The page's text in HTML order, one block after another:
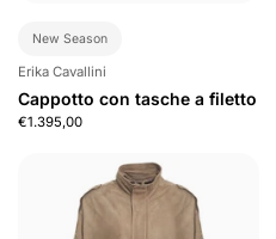
New Season
Erika Cavallini
Cappotto con tasche a filetto
€1.395,00